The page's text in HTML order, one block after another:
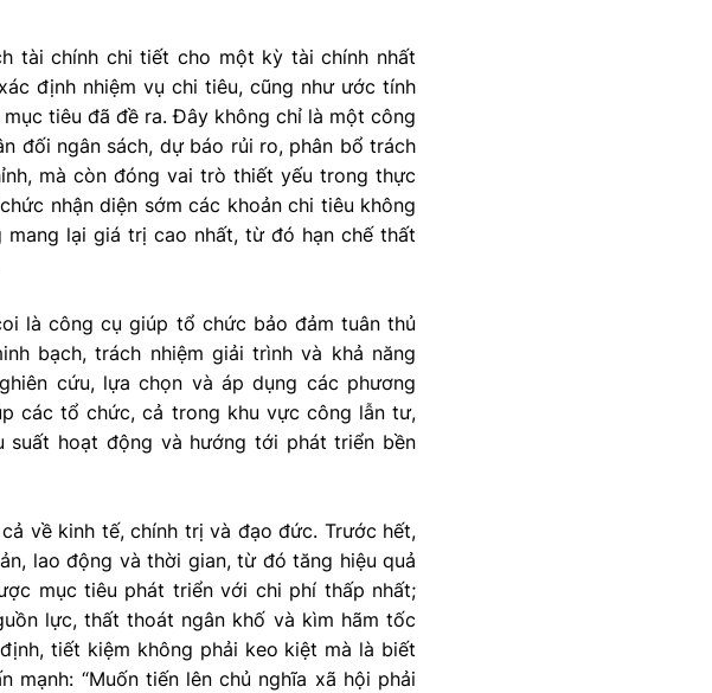
tài chính chi tiết cho một kỳ tài chính nhất
định nhiệm vụ chi tiêu, cũng như ước tính
tiêu đã đề ra. Đây không chỉ là một công
đối ngân sách, dự báo rủi ro, phân bổ trách
mà còn đóng vai trò thiết yếu trong thực
nhận diện sớm các khoản chi tiêu không
lại giá trị cao nhất, từ đó hạn chế thất
là công cụ giúp tổ chức bảo đảm tuân thủ
bạch, trách nhiệm giải trình và khả năng
cứu, lựa chọn và áp dụng các phương
các tổ chức, cả trong khu vực công lẫn tư,
hoạt động và hướng tới phát triển bền
về kinh tế, chính trị và đạo đức. Trước hết,
lao động và thời gian, từ đó tăng hiệu quả
mục tiêu phát triển với chi phí thấp nhất;
lực, thất thoát ngân khố và kìm hãm tốc
tiết kiệm không phải keo kiệt mà là biết
“Muốn tiến lên chủ nghĩa xã hội phải